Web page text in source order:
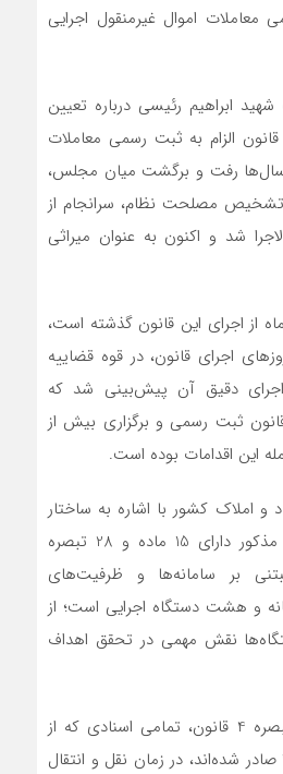
معاملات اموال غیرمنقول اجرایی
ابراهیم رئیسی درباره تعیین
الزام به ثبت رسمی معاملات
سال‌ها رفت و برگشت میان مجلس،
مصلحت نظام، سرانجام از
1403 لازم‌الاجرا شد و اکنون به عنوان میراثی
با بیان اینکه 23 ماه از اجرای این قانون گذشته است،
اجرای قانون، در قوه قضاییه
اجرای دقیق آن پیش‌بینی شد که
ثبت رسمی و برگزاری بیش از
املاک کشور با اشاره به ساختار
این قانون گفت: قانون مذکور دارای 15 ماده و 28 تبصره
بر سامانه‌ها و ظرفیت‌های
و هشت دستگاه اجرایی است؛ از
نقش مهمی در تحقق اهداف
وی ادامه داد: مطابق تبصره 4 قانون، تمامی اسنادی که از
تاریخ چهارم تیرماه 1403 صادر شده‌اند، در زمان نقل و انتقال